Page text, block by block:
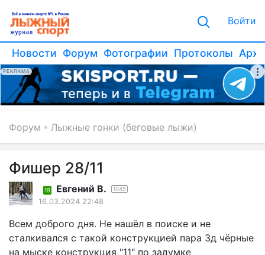
Войти
Новости Форум Фотографии Протоколы
РЕКЛАМА
Форум Лыжные гонки (беговые лыжи)
Фишер 28/11
19 Евгений В. 1045
16.03.2024 22:48
Всем доброго дня. Не нашёл в поиске и не
сталкивался с такой конструкцией пара 3д чёрные
на мыске конструкция "11" по задумке